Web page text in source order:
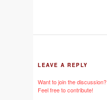
LEAVE A REPLY
Want to join the discussion?
Feel free to contribute!